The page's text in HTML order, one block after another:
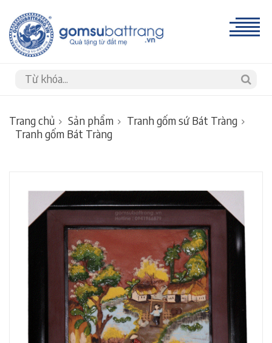
Trang chủ Sản phẩm
Tranh gốm sứ Bát Tràng
Tranh gốm Bát Tràng